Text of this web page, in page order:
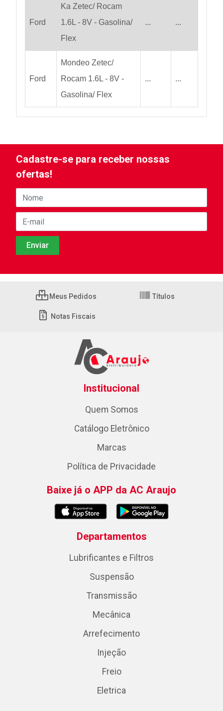
Ford
Ka Zetec/ Rocam
1.6L - 8V - Gasolina/
Flex
... ...
Ford
Mondeo Zetec/
Rocam 1.6L - 8V -
Gasolina/ Flex
... ...
Cadastre-se para receber nossas
ofertas!
Meus Pedidos Títulos
Notas Fiscais
Institucional
Quem Somos
Catálogo Eletrônico
Marcas
Política de Privacidade
Baixe já o APP da AC Araujo
Departamentos
Lubrificantes e Filtros
Suspensão
Transmissão
Mecânica
Arrefecimento
Injeção
Freio
Eletrica